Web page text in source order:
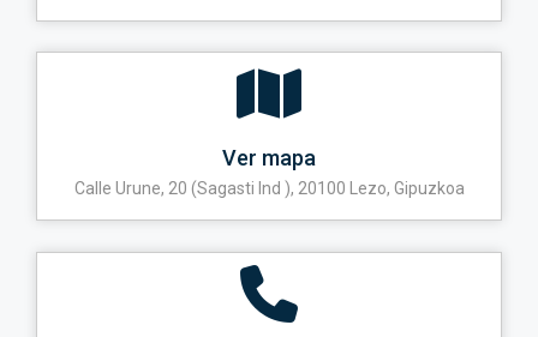
Ver mapa
Calle Urune, 20 (Sagasti Ind ), 20100 Lezo, Gipuzkoa